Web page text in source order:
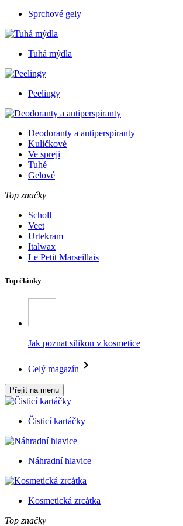
Sprchové gely
Tuhá mýdla
Peelingy
Deodoranty a antiperspiranty
Kuličkové
Ve spreji
Tuhé
Gelové
Top značky
Scholl
Veet
Urtekram
Italwax
Le Petit Marseillais
Top články
Jak poznat silikon v kosmetice
Celý magazín
Přejít na menu
Čisticí kartáčky
Náhradní hlavice
Kosmetická zrcátka
Top značky